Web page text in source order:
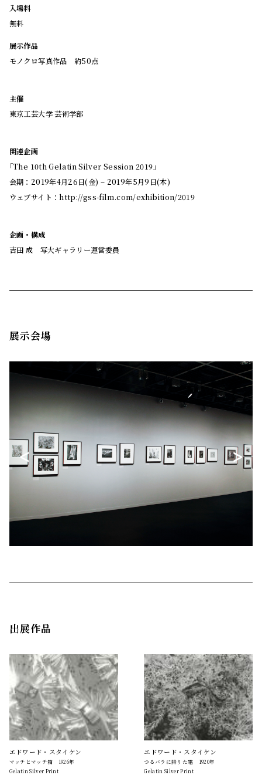
入場料
無料
展示作品
モノクロ写真作品 約50点
主催
東京工芸大学 芸術学部
関連企画
｢The 10th Gelatin Silver Session 2019」
会期：2019年4月26日(金) – 2019年5月9日(木)
ウェブサイト：http://gss-film.com/exhibition/2019
企画・構成
吉田 成 写大ギャラリー運営委員
展示会場
< >
出展作品
エドワード・スタイケン
マッチとマッチ箱 1926年
Gelatin Silver Print
エドワード・スタイケン
つるバラに降りた霜 1920年
Gelatin Silver Print